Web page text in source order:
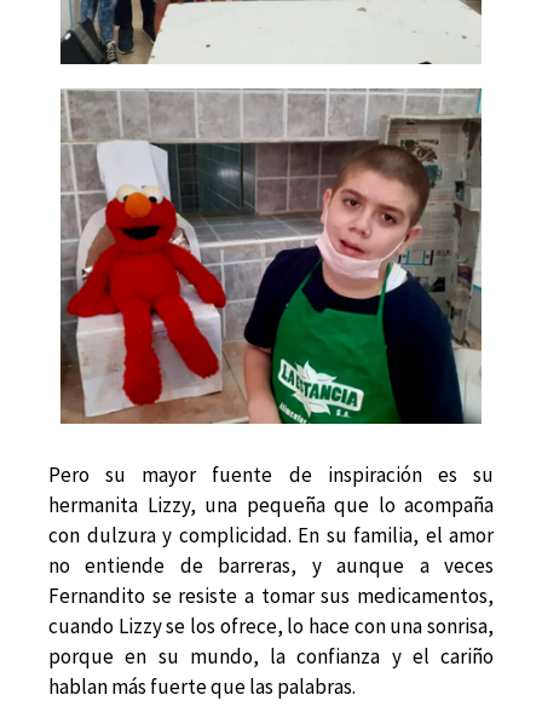
Pero su mayor fuente de inspiración es su
hermanita Lizzy, una pequeña que lo acompaña
con dulzura y complicidad. En su familia, el amor
no entiende de barreras, y aunque a veces
Fernandito se resiste a tomar sus medicamentos,
cuando Lizzy se los ofrece, lo hace con una sonrisa,
porque en su mundo, la confianza y el cariño
hablan más fuerte que las palabras.